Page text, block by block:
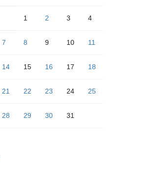
1 2 3 4
7 8 9 10 11
14 15 16 17 18
21 22 23 24 25
28 29 30 31